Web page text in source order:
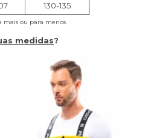
130-135
mais ou para menos
medidas?